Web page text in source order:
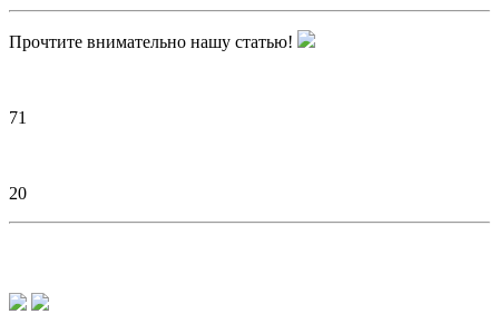
Прочтите внимательно нашу статью!
71
20